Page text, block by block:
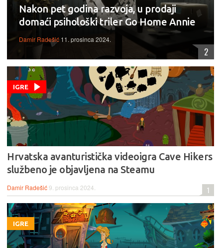
Nakon pet godina razvoja, u prodaji
domaći psihološki triler Go Home Annie
Damir Radešić 11. prosinca 2024.
2
IGRE
Hrvatska avanturistička videoigra Cave Hikers
službeno je objavljena na Steamu
Damir Radešić9. prosinca 2024. 1
IGRE